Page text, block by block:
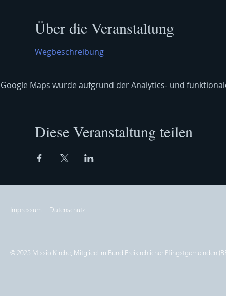
Über die Veranstaltung
Wegbeschreibung
Google Maps wurde aufgrund der Analytics- und
Diese Veranstaltung teilen
Impressum Datenschutz
© 2025 Missio Kirche, Mitglied im Bund Freikirchlicher Pfingstgemeinden